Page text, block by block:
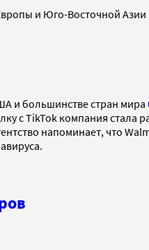
и Юго-Восточной Азии
и большинстве стран мира
с TikTok компания стала
напоминает, что